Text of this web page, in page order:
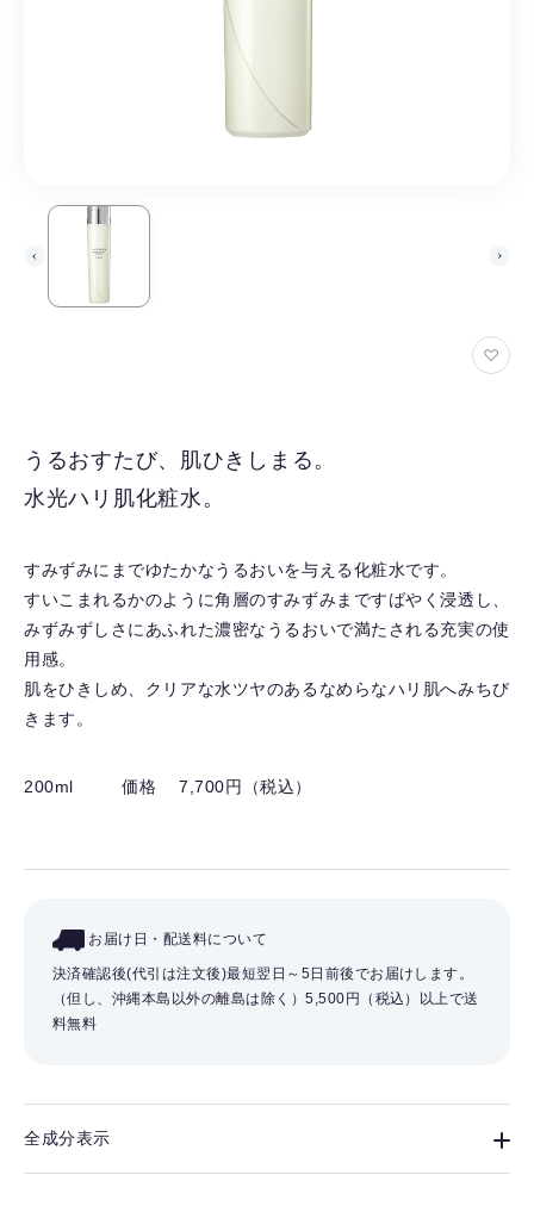
お
す
る
うるおすたび、肌ひきしまる。
水光ハリ肌化粧水。
すみずみにまでゆたかなうるおいを与える化粧水です。
すいこまれるかのように角層のすみずみまですばやく浸透し、
みずみずしさにあふれた濃密なうるおいで満たされる充実の使
用感。
肌をひきしめ、クリアな水ツヤのあるなめらなハリ肌へみちび
きます。
200ml 価格 7,700円（税込）
お届け日・配送料について
決済確認後(代引は注文後)最短翌日～5日前後でお届けします。
（但し、沖縄本島以外の離島は除く）5,500円（税込）以上で送
料無料
全成分表示